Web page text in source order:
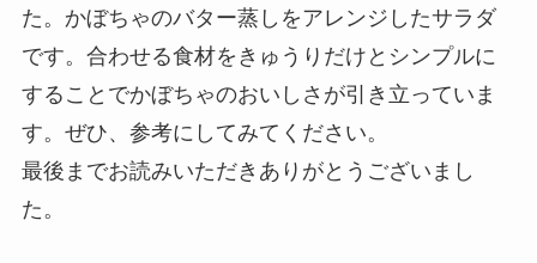
た。かぼちゃのバター蒸しをアレンジしたサラダ
です。合わせる食材をきゅうりだけとシンプルに
することでかぼちゃのおいしさが引き立っていま
す。ぜひ、参考にしてみてください。
最後までお読みいただきありがとうございまし
た。